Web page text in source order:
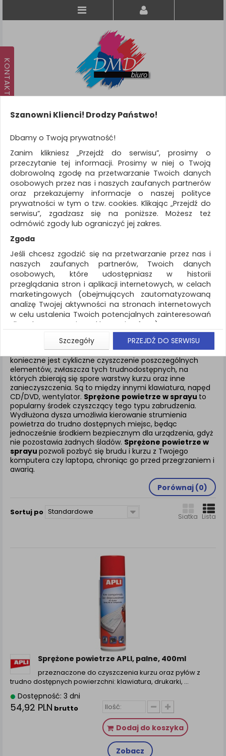
KATEGORIE
WSZYSTKIE KATEGORIE
FILTRY
Więcej
REKLAMA
AKTUALNOŚCI
Akcesoria komputerowe Sprężone powietrze
ZNALEZIONYCH PRODUKTÓW: 3
SPRĘŻONE POWIETRZE
W celu przedłużenia żywotności naszego komputera,
konieczne jest cykliczne czyszczenie poszczególnych
elementów, zwłaszcza tych trudnodostępnych, na
których zbierają się spore warstwy kurzu oraz inne
zanieczyszczenia. Są to między innymi klawiatura, napęd
CD/DVD, wentylator. Sprężone powietrze w sprayu to
popularny środek czyszczący tego typu zabrudzenia.
Wydłużona dysza umożliwia kierowanie strumienia
powietrza do trudno dostępnych miejsc, będąc
jednocześnie środkiem bezpiecznym dla urządzenia, gdyż
nie pozostawia żadnych śladów. Sprężone powietrze w
sprayu pozwoli pozbyć się brudu i kurzu z Twojego
komputera czy laptopa, chroniąc go przed przegrzaniem i
awarią.
Porównaj (0)
Sortuj po Standardowe
Siatka Lista
Sprężone powietrze APLI, palne, 400ml
przeznaczone do czyszczenia kurzu oraz pyłów z
trudno dostępnych powierzchni: klawiatura, drukarki, ...
Dostępność: 3 dni
54,92 PLN brutto
Dodaj do koszyka
Zobacz
Szanowni Klienci! Drodzy Państwo!
Dbamy o Twoją prywatność!
Zanim klikniesz „Przejdź do serwisu”, prosimy o
przeczytanie tej informacji. Prosimy w niej o Twoją
dobrowolną zgodę na przetwarzanie Twoich danych
osobowych przez nas i naszych zaufanych partnerów
oraz przekazujemy informacje o naszej polityce
prywatności w tym o tzw. cookies. Klikając „Przejdź do
serwisu”, zgadzasz się na poniższe. Możesz też
odmówić zgody lub ograniczyć jej zakres.
Zgoda
Jeśli chcesz zgodzić się na przetwarzanie przez nas i
naszych zaufanych partnerów, Twoich danych
osobowych, które udostępniasz w historii
przeglądania stron i aplikacji internetowych, w celach
marketingowych (obejmujących zautomatyzowaną
analizę Twojej aktywności na stronach internetowych
w celu ustalenia Twoich potencjalnych zainteresowań
dla dostosowania reklamy i oferty), w tym na
umieszczanie tzw. cookies na Twoich urządzeniach i
ich odczytywanie, kliknij przycisk „Przejdź do serwisu”.
Jeśli nie chcesz wyrazić zgody lub ograniczyć jej
zakres, kliknij „Szczegóły”, gdzie znajdziesz wszelkie
informacje o tym jak to zrobić . Te same informacje
znajdziesz także na podstronie z naszą polityką
prywatności obowiązującą od 25 maja 2018.
W przypadku użytkowników zalogowanych, aby
umożliwić prawidłową realizację Umowy z Państwem i
związane z tym prawidłowe działanie naszej strony
www, a w szczególności np. wysłanie potwierdzenia
zamówienia na Państwa email lub wyświetlenie
Państwu prawidłowych informacji o promocjach czy
cenach indywidualnych, ważna jest Państwa
wcześniejsza zgoda której udzieliliście podczas
Każda Państwa zgoda jest dobrowolna i można ją w
Lista Zaufanych Partnerów (rozwiń)
Szczegóły PRZEJDŹ DO SERWISU